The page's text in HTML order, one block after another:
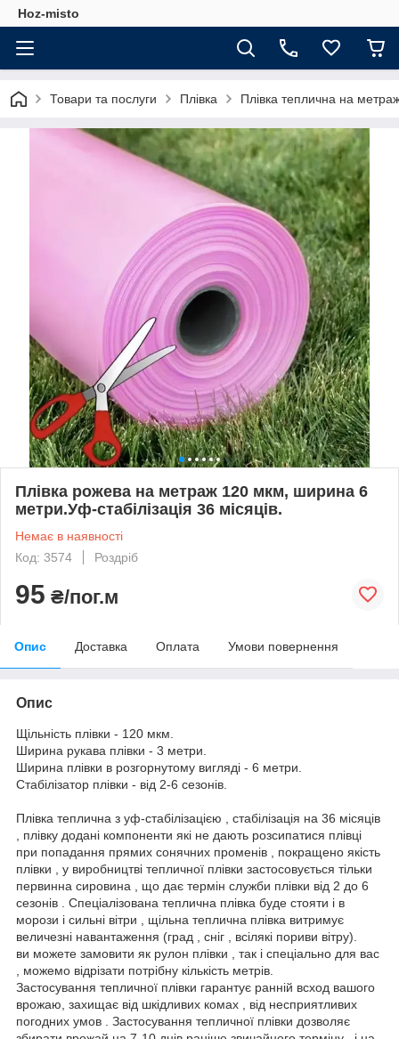
Hoz-misto
Товари та послуги Плівка Плівка теплична на
Плівка рожева на метраж 120 мкм, ширина 6
метри.Уф-стабілізація 36 місяців.
Немає в наявності
Код: 3574
Роздріб
95 ₴/пог.м
Опис Доставка Оплата Умови повернення
Опис
Щільність плівки - 120 мкм.
Ширина рукава плівки - 3 метри.
Ширина плівки в розгорнутому вигляді - 6 метри.
Стабілізатор плівки - від 2-6 сезонів.
Плівка теплична з уф-стабілізацією , стабілізація на 36 місяців
, плівку додані компоненти які не дають розсипатися плівці
при попадання прямих сонячних променів , покращено якість
плівки , у виробництві тепличної плівки застосовується тільки
первинна сировина , що дає термін служби плівки від 2 до 6
сезонів . Спеціалізована теплична плівка буде стояти і в
морози і сильні вітри , щільна теплична плівка витримує
величезні навантаження (град , сніг , всілякі пориви вітру).
ви можете замовити як рулон плівки , так і спеціально для вас
, можемо відрізати потрібну кількість метрів.
Застосування тепличної плівки гарантує ранній всход вашого
врожаю, захищає від шкідливих комах , від несприятливих
погодних умов . Застосування тепличної плівки дозволяє